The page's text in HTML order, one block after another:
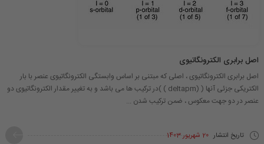
اصل برابری الکترونگاتیوی
اصل برابری الکترونگاتیوی ، اصلی که مبتنی بر اساس وابستگی الکترونگاتیوی عنصر با بار
الکتریکی جزئی آنها ​( (deltapm ) )​در ترکیب ها می باشد و به تغییر مقدار الکترونگاتیوی دو
عنصر در دو جهت معکوس ، ضمن ترکیب شدن ...
تاریخ انتشار 20 شهریور 1403